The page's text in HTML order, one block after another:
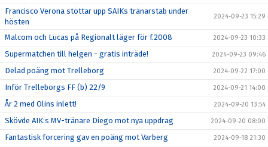
Francisco Verona stöttar upp SAIKs tränarstab under
hösten
2024-09-23 15:29
Malcom och Lucas på Regionalt läger för f.2008 2024-09-23 10:33
Supermatchen till helgen - gratis inträde! 2024-09-23 09:46
Delad poäng mot Trelleborg 2024-09-22 17:00
Inför Trelleborgs FF (b) 22/9 2024-09-21 14:00
År 2 med Olins inlett! 2024-09-20 13:54
Skövde AIK:s MV-tränare Diego mot nya uppdrag 2024-09-20 08:00
Fantastisk forcering gav en poäng mot Varberg 2024-09-18 21:30